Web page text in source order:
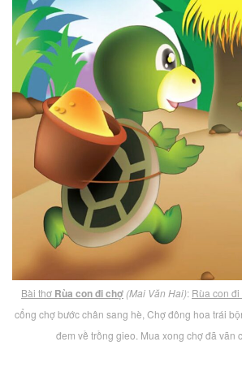
Bài thơ Rùa con đi chợ (Mai Văn Hai): Rùa con
cổng chợ bước chân sang hè, Chợ đông hoa trái
đem về trồng gieo. Mua xong chợ đã vãn